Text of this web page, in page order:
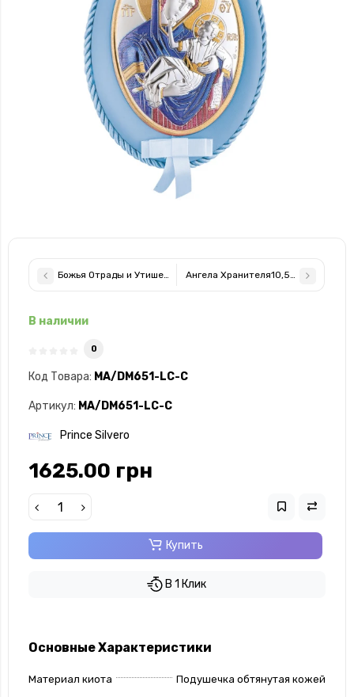
Божья Отрады и Утишения икона для девочки 12x15,5см MA/
Ангела Хранителя10,5х10,5см MA/
В наличии
0
Код Товара: MA/DM651-LC-C
Артикул: MA/DM651-LC-C
Prince Silvero
1625.00 грн
Купить
В 1 Клик
Основные Характеристики
Материал киота Подушечка обтянутая кожей